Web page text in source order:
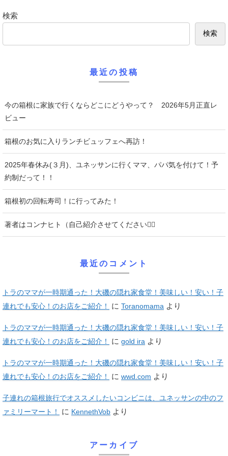
検索
検索
最近の投稿
今の箱根に家族で行くならどこにどうやって？ 2026年5月正直レ
ビュー
箱根のお気に入りランチビュッフェへ再訪！
2025年春休み(３月)、ユネッサンに行くママ、パパ気を付けて！予
約制だって！！
箱根初の回転寿司！に行ってみた！
著者はコンナヒト（自己紹介させてください♡⃛
最近のコメント
トラのママが一時期通った！大磯の隠れ家食堂！美味しい！安い！子
連れでも安心！のお店をご紹介！
に Toranomama より
トラのママが一時期通った！大磯の隠れ家食堂！美味しい！安い！子
連れでも安心！のお店をご紹介！
に gold ira より
トラのママが一時期通った！大磯の隠れ家食堂！美味しい！安い！子
連れでも安心！のお店をご紹介！
に wwd.com より
子連れの箱根旅行でオススメしたいコンビニは、ユネッサンの中のフ
ァミリーマート！
に KennethVob より
アーカイブ